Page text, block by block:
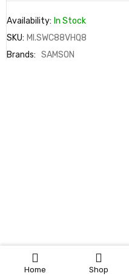
Home Shop
Availability: In Stock
SKU: MI.SWC88VHQ8
Brands: SAMSON